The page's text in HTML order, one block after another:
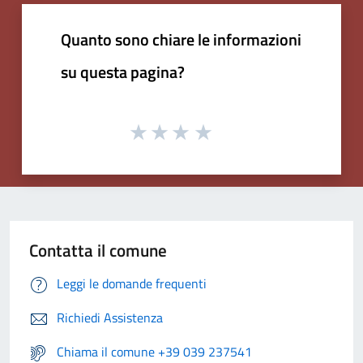
Quanto sono chiare le informazioni
su questa pagina?
Contatta il comune
Leggi le domande frequenti
Richiedi Assistenza
Chiama il comune +39 039 237541